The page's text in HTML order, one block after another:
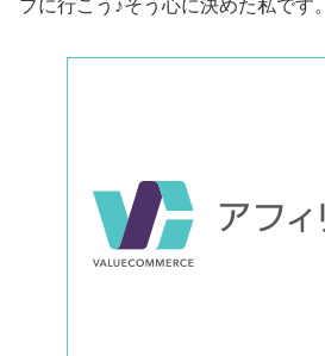
プに行こう♪そう心に決めた私です。